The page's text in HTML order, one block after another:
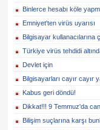
Binlerce hesabı köle
Emniyet'ten virüs uyarısı
Bilgisayar kullanacılarına
Türkiye virüs tehdidi
Devlet için
Bilgisayarları cayır cayır
Kabus geri döndü!
Dikkat!!! 9 Temmuz'da
Bilişim suçlarına karşı